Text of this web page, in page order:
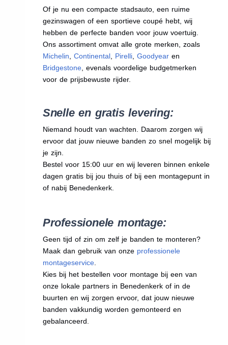
Of je nu een compacte stadsauto, een ruime
gezinswagen of een sportieve coupé hebt, wij
hebben de perfecte banden voor jouw voertuig.
Ons assortiment omvat alle grote merken, zoals
Michelin, Continental, Pirelli, Goodyearen
Bridgestone, evenals voordelige budgetmerken
voor de prijsbewuste rijder.
Snelle en gratis levering:
Niemand houdt van wachten. Daarom zorgen wij
ervoor dat jouw nieuwe banden zo snel mogelijk bij
je zijn.
Bestel voor 15:00 uur en wij leveren binnen enkele
dagen gratis bij jou thuis of bij een montagepunt in
of nabij Benedenkerk.
Professionele montage:
Geen tijd of zin om zelf je banden te monteren?
Maak dan gebruik van onze professionele
montageservice.
Kies bij het bestellen voor montage bij een van
onze lokale partners in Benedenkerk of in de
buurten en wij zorgen ervoor, dat jouw nieuwe
banden vakkundig worden gemonteerd en
gebalanceerd.